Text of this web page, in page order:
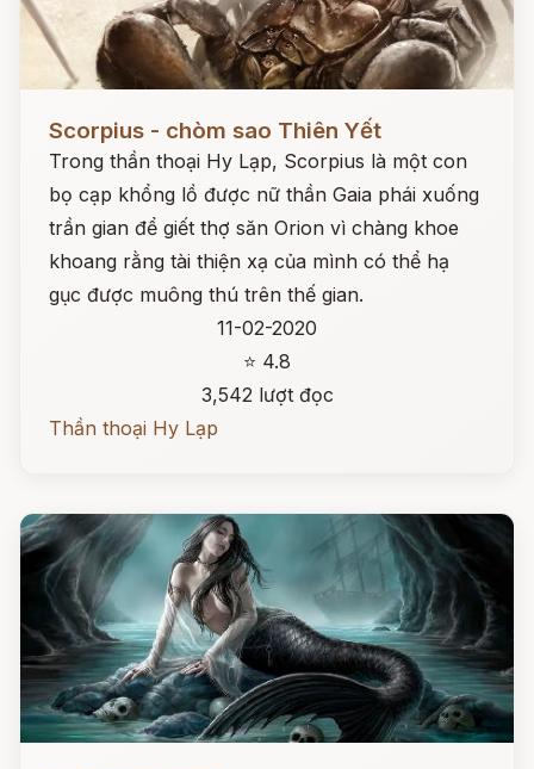
Scorpius - chòm sao Thiên Yết
Trong thần thoại Hy Lạp, Scorpius là một con
bọ cạp khổng lồ được nữ thần Gaia phái xuống
trần gian để giết thợ săn Orion vì chàng khoe
khoang rằng tài thiện xạ của mình có thể hạ
gục được muông thú trên thế gian.
11-02-2020
⭐ 4.8
3,542 lượt đọc
Thần thoại Hy Lạp